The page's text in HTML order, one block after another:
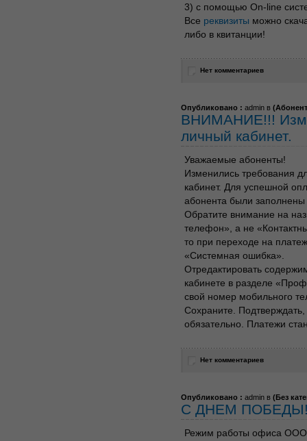
3) с помощью On-line
Все реквизиты можно
либо в квитанции!
Нет комментариев
Опубликовано : admin в (
ВНИМАНИЕ!!!
личный кабинет.
Уважаемые абоненты!
Изменились требования
кабинет. Для успешной
абонента были
Обратите внимание на
телефон», а не
то при переходе на
«Системная ошибка».
Отредактировать
кабинете в разделе
свой номер мобильного
Сохраните.
обязательно. Платежи
Нет комментариев
Опубликовано : admin в (Без
С ДНЕМ
Режим работы офиса